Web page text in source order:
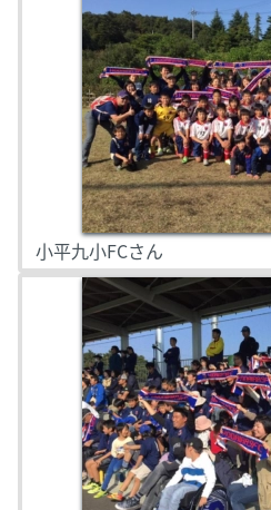
小平九小FCさん